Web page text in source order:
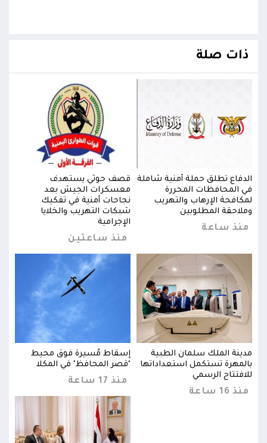
ذات صلة
الدفاع تطلق حملة أمنية شاملة
في المحافظات المحررة
لمكافحة الإرهاب والتهريب
وملاحقة المطلوبين
منذ ساعة
قصف حوثي يستهدف
معسكرات الجيش بعد
نجاحات أمنية في تفكيك
شبكات التهريب والخلايا
الإجرامية
منذ ساعتين
مدينة الملك سلمان الطبية
بالمهرة تستكمل استعداداتها
للافتتاح الرسمي
منذ 16 ساعة
إسقاط مُسيرة فوق محيط
"قصر المحافظ" في المكلا
منذ 17 ساعة